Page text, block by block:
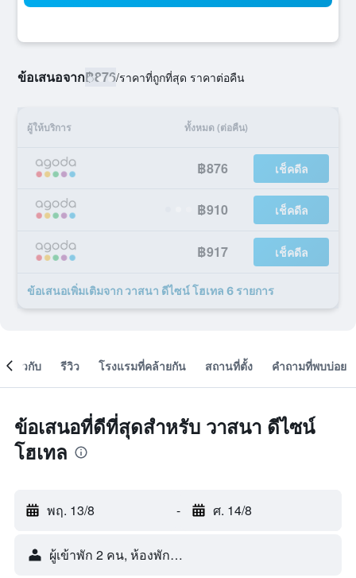
ข้อเสนอจาก฿876/ราคาที่ถูกที่สุด ราคาต่อคืน
ผู้ให้บริการ ทั้งหมด (ต่อคืน)
฿876 เช็คดีล
฿910 เช็คดีล
฿917 เช็คดีล
ข้อเสนอเพิ่มเติมจาก วาสนา ดีไซน์ โฮเทล 6 รายการ
เกี่ยวกับ รีวิว โรงแรมที่คล้ายกัน สถานที่ตั้ง คำถามที่พบบ่อย
ข้อเสนอที่ดีที่สุดสำหรับ วาสนา ดีไซน์
โฮเทล
พฤ. 13/8 - ศ. 14/8
ผู้เข้าพัก 2 คน, ห้องพัก 1 ห้อง